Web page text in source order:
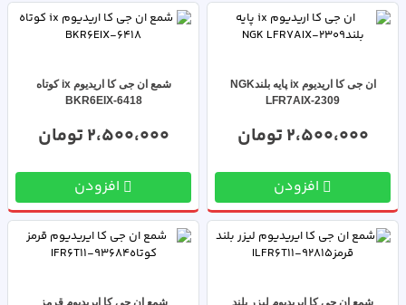
ان جی کا اریدیوم ix پایه بلندNGK
LFR7AIX-2309
2،500،000 تومان
شمع ان جی کا اریدیوم ix کوتاه
BKR6EIX-6418
2،500،000 تومان
شمع ان جی کا ایریدیوم لیزر بلند
شمع ان جی کا ایریدیوم قرمز